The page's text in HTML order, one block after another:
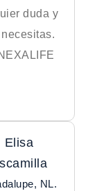
duda y
Elisa
NL.